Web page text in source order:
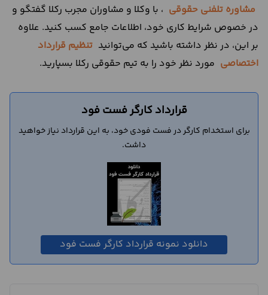
مشاوره تلفنی حقوقی ، با وکلا و مشاوران مجرب رکلا گفتگو و
در خصوص شرایط کاری خود، اطلاعات جامع کسب کنید. علاوه
بر این، در نظر داشته باشید که می‌توانید تنظیم قرارداد
اختصاصی مورد نظر خود را به تیم حقوقی رکلا بسپارید.
قرارداد کارگر فست فود
برای استخدام کارگر در فست فودی خود، به این قرارداد نیاز خواهید
داشت.
دانلود نمونه قرارداد کارگر فست فود